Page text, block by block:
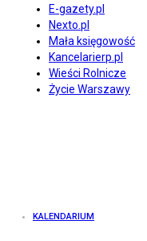
E-gazety.pl
Nexto.pl
Mała księgowość
Kancelarierp.pl
Wieści Rolnicze
Życie Warszawy
KALENDARIUM